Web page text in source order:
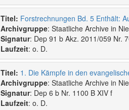
Titel:
Archivgruppe: Staatliche Archive in
Signatur: Dep 91 b Akz. 2011/059 Nr.
Laufzeit: o. D.
Titel:
Archivgruppe: Staatliche Archive in
Signatur: Dep 6 b Nr. 1100 B XIV f
Laufzeit: o. D.